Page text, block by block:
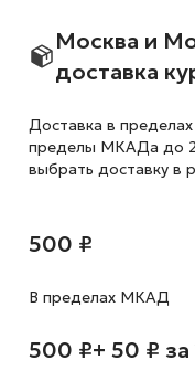
Москва и
доставка
Доставка в
пределы МКАДа до
выбрать доставку в
500 ₽
В пределах МКАД
500 ₽+ 50 ₽